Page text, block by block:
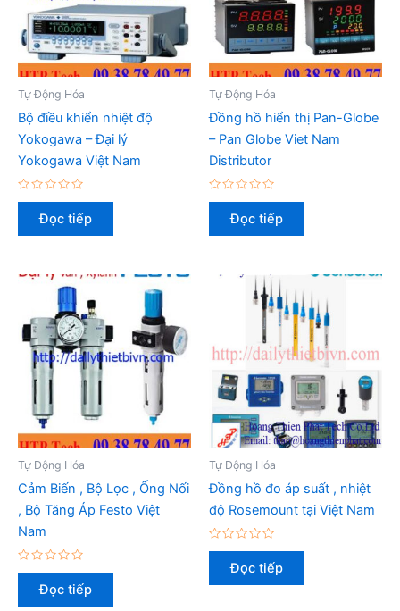
Tự Động Hóa
Bộ điều khiển nhiệt độ
Yokogawa – Đại lý
Yokogawa Việt Nam
Được
hạngĐọc tiếp
Tự Động Hóa
Đồng hồ hiển thị Pan-Globe
– Pan Globe Viet Nam
Distributor
Được
hạngĐọc tiếp
Tự Động Hóa
Cảm Biến , Bộ Lọc , Ống Nối
, Bộ Tăng Áp Festo Việt
Nam
Được
hạngĐọc tiếp
Tự Động Hóa
Đồng hồ đo áp suất , nhiệt
độ Rosemount tại Việt Nam
Được
hạngĐọc tiếp